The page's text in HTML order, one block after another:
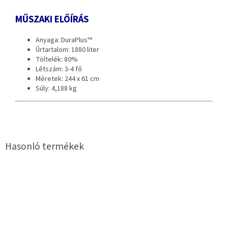
MŰSZAKI ELŐÍRÁS
Anyaga: DuraPlus™
Űrtartalom: 1880 liter
Töltelék: 80%
Létszám: 3-4 fő
Méretek: 244 x 61 cm
Súly: 4,188 kg